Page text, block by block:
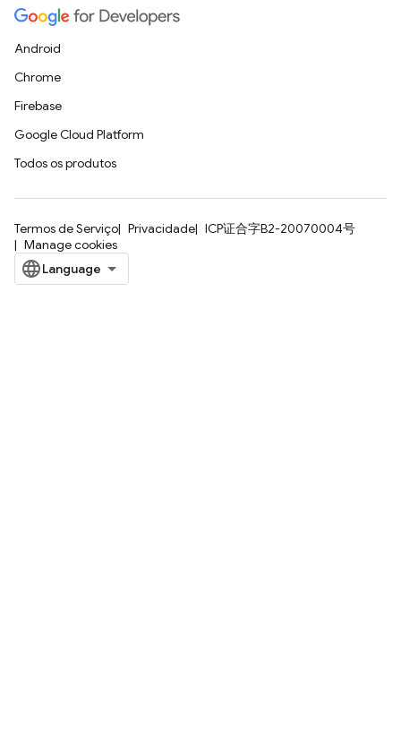
Android
Chrome
Firebase
Google Cloud Platform
Todos os produtos
Termos de Serviço Privacidade
ICP证合字B2-20070004号
Manage cookies